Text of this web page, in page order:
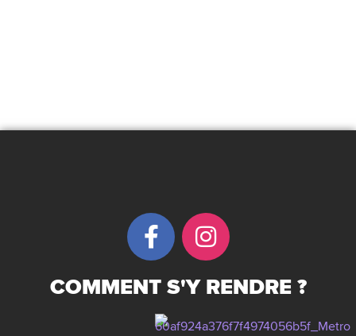
COMMENT S'Y RENDRE ?